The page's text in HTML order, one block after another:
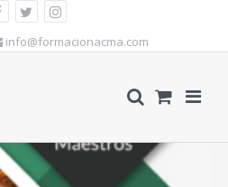
info@formacionacma.com